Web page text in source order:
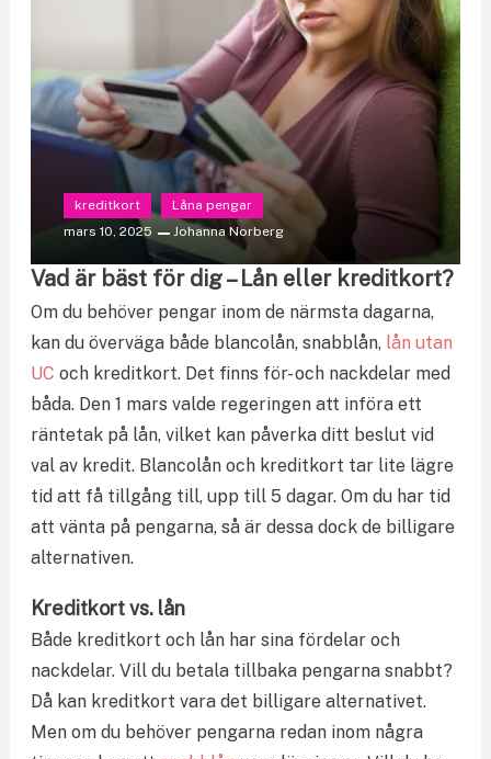
kreditkort
Låna pengar
mars 10, 2025
Johanna Norberg
Vad är bäst för dig – Lån eller kreditkort?
Om du behöver pengar inom de närmsta dagarna,
kan du överväga både blancolån, snabblån, lån utan
UC och kreditkort. Det finns för- och nackdelar med
båda. Den 1 mars valde regeringen att införa ett
räntetak på lån, vilket kan påverka ditt beslut vid
val av kredit. Blancolån och kreditkort tar lite lägre
tid att få tillgång till, upp till 5 dagar. Om du har tid
att vänta på pengarna, så är dessa dock de billigare
alternativen.
Kreditkort vs. lån
Både kreditkort och lån har sina fördelar och
nackdelar. Vill du betala tillbaka pengarna snabbt?
Då kan kreditkort vara det billigare alternativet.
Men om du behöver pengarna redan inom några